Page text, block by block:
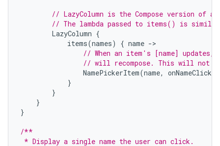
// LazyColumn is the Compose version of a
// The lambda passed to items() is similar
LazyColumn {
items(names) { name -
// When an item's [name]
// will recompose. This will not
NamePickerItem(name, onNameClicked
}
}
}
}
/**
* Display a single name the user can click.